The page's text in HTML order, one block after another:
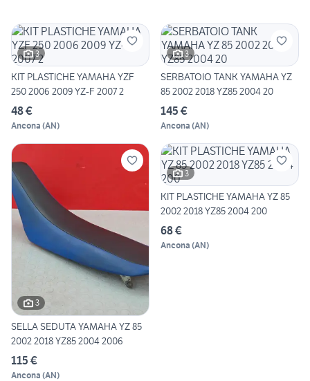
3
KIT PLASTICHE YAMAHA YZF
250 2006 2009 YZ-F 2007 2
48 €
Ancona (AN)
3
SERBATOIO TANK YAMAHA YZ
85 2002 2018 YZ85 2004 20
145 €
Ancona (AN)
3
SELLA SEDUTA YAMAHA YZ 85
2002 2018 YZ85 2004 2006
115 €
Ancona (AN)
3
KIT PLASTICHE YAMAHA YZ 85
2002 2018 YZ85 2004 200
68 €
Ancona (AN)